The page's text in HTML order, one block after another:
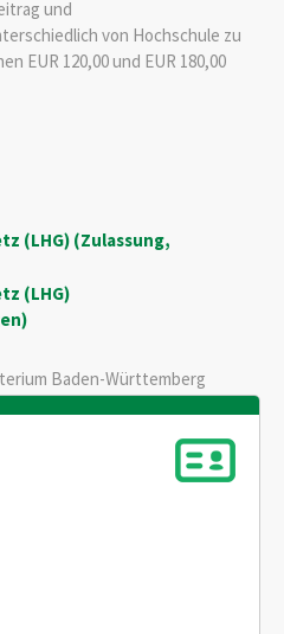
und
von Hochschule zu
EUR 120,00 und EUR 180,00
(LHG) (Zulassung,
(LHG)
Baden-Württemberg